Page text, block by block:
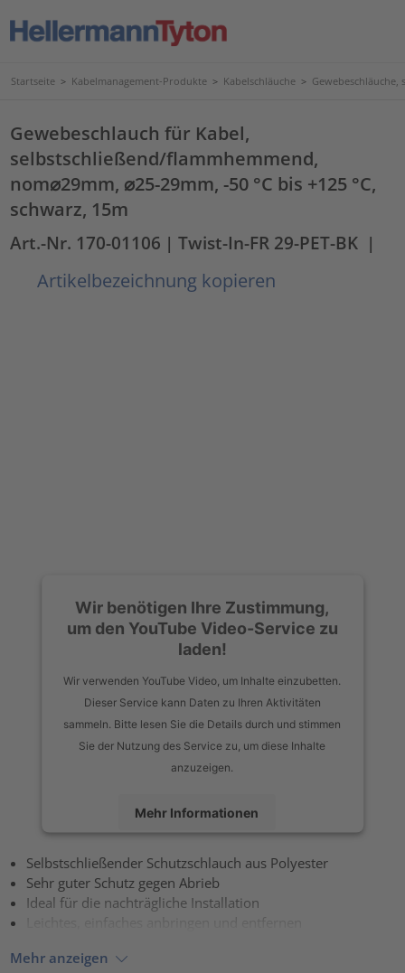
Startseite > Kabelmanagement-Produkte > Kabelschläuche > Gewebeschläuche,
Gewebeschlauch für Kabel,
selbstschließend/flammhemmend,
nom⌀29mm, ⌀25-29mm, -50 °C bis +125 °C,
schwarz, 15m
Art.-Nr. 170-01106 | Twist-In-FR 29-PET-BK |
Artikelbezeichnung kopieren
Wir benötigen Ihre Zustimmung,
um den YouTube Video-Service zu
laden!
Wir verwenden YouTube Video, um Inhalte einzubetten.
Dieser Service kann Daten zu Ihren Aktivitäten
sammeln. Bitte lesen Sie die Details durch und stimmen
Sie der Nutzung des Service zu, um diese Inhalte
anzuzeigen.
Mehr Informationen
Akzeptieren
powered byUsercentrics Consent Management Platform
Selbstschließender Schutzschlauch aus Polyester
Sehr guter Schutz gegen Abrieb
Ideal für die nachträgliche Installation
Leichtes, einfaches anbringen und entfernen
Mehr anzeigen